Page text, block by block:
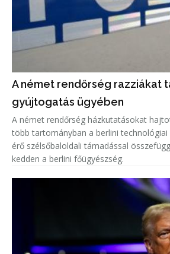
A német rendőrség razziákat
gyújtogatás ügyében
A német rendőrség házkutatásokat
több tartományban a berlini
érő szélsőbaloldali támadással
kedden a berlini főügyészség.